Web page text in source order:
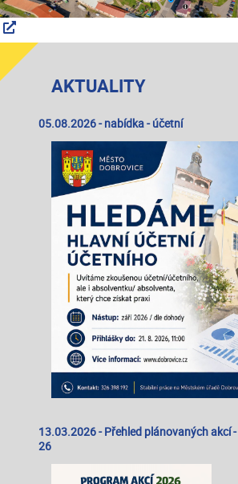
AKTUALITY
05.08.2026- nabídka - účetní
13.03.2026- Přehled plánovaných akcí
26